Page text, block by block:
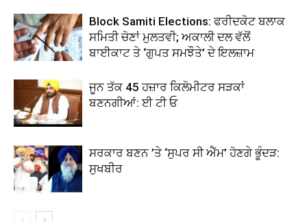
Block Samiti Elections: ਫਰੀਦਕੋਟ ਬਲਾਕ
ਸਮਿਤੀ ਚੋਣਾਂ ਮੁਲਤਵੀ; ਅਕਾਲੀ ਦਲ ਵੱਲੋਂ
ਬਾਈਕਾਟ ਤੇ ‘ਗੁਪਤ ਸਮਝੌਤੇ’ ਦੇ ਇਲਜ਼ਾਮ
ਜੂਨ ਤੱਕ 45 ਹਜ਼ਾਰ ਕਿਲੋਮੀਟਰ ਸੜਕਾਂ
ਬਣਨਗੀਆਂ: ਈ ਟੀ ਓ
ਸਰਕਾਰ ਬਣਨ ’ਤੇ ‘ਸੁਪਰ ਸੀ ਐੱਮ’ ਹੋਣਗੇ ਭੂੰਦੜ:
ਸੁਖਬੀਰ